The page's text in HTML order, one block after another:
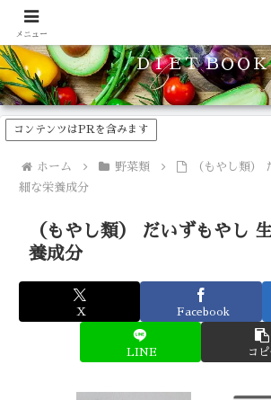
食品のカロリーや糖質などの栄養素がわかる！
ＤＩＥＴ ＢＯＯＫ
コンテンツはPRを含みます
ホーム 野菜類
（もやし類）
細な栄養成分
（もやし類） だいずもやし
養成分
X Facebook
LINE コピ
メニュー